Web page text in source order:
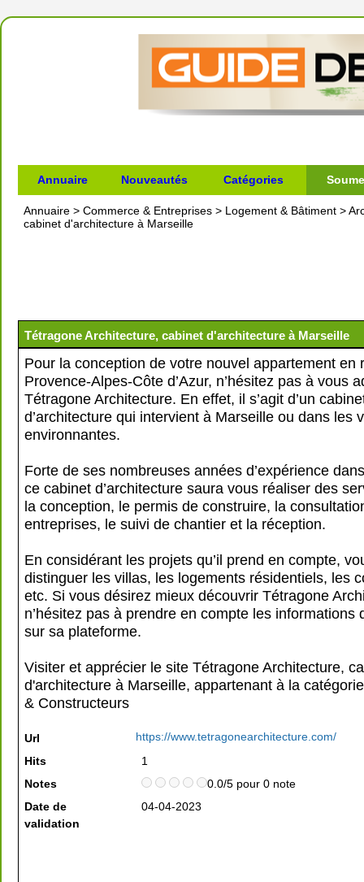
Annuaire Nouveautés Catégories
Annuaire > Commerce & Entreprises > Logement & Bâtiment >
cabinet d'architecture à Marseille
Tétragone Architecture, cabinet d'architecture à Marseille
Pour la conception de votre nouvel appartement en
Provence-Alpes-Côte d’Azur, n’hésitez pas à vous
Tétragone Architecture. En effet, il s’agit d’un
d’architecture qui intervient à Marseille ou dans les
environnantes.
Forte de ses nombreuses années d’expérience
ce cabinet d’architecture saura vous réaliser des
la conception, le permis de construire, la
entreprises, le suivi de chantier et la réception.
En considérant les projets qu’il prend en compte,
distinguer les villas, les logements résidentiels, les
etc. Si vous désirez mieux découvrir Tétragone
n’hésitez pas à prendre en compte les informations
sur sa plateforme.
Visiter et apprécier le site Tétragone Architecture,
d'architecture à Marseille, appartenant à la
& Constructeurs
Url
https://www.tetragonearchitecture.com/
Hits
1
Notes
0.0/5 pour 0 note
Date de
validation
04-04-2023